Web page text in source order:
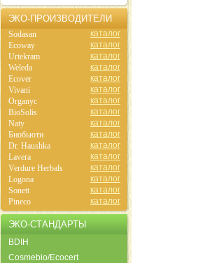
ЭКО-ПРОИЗВОДИТЕЛИ
Sodasan
каталог
Ecoway
каталог
Urtekram
каталог
Weleda
каталог
Ecover
каталог
Vivani
каталог
Organyc
каталог
BioSolis
каталог
Naty
каталог
Биобьюти
каталог
Dr. Haushka
каталог
Lavera
каталог
Verdure Herbals
каталог
Logona
каталог
Sonett
каталог
Pineco
каталог
ЭКО-СТАНДАРТЫ
BDIH
Cosmebio/Ecocert